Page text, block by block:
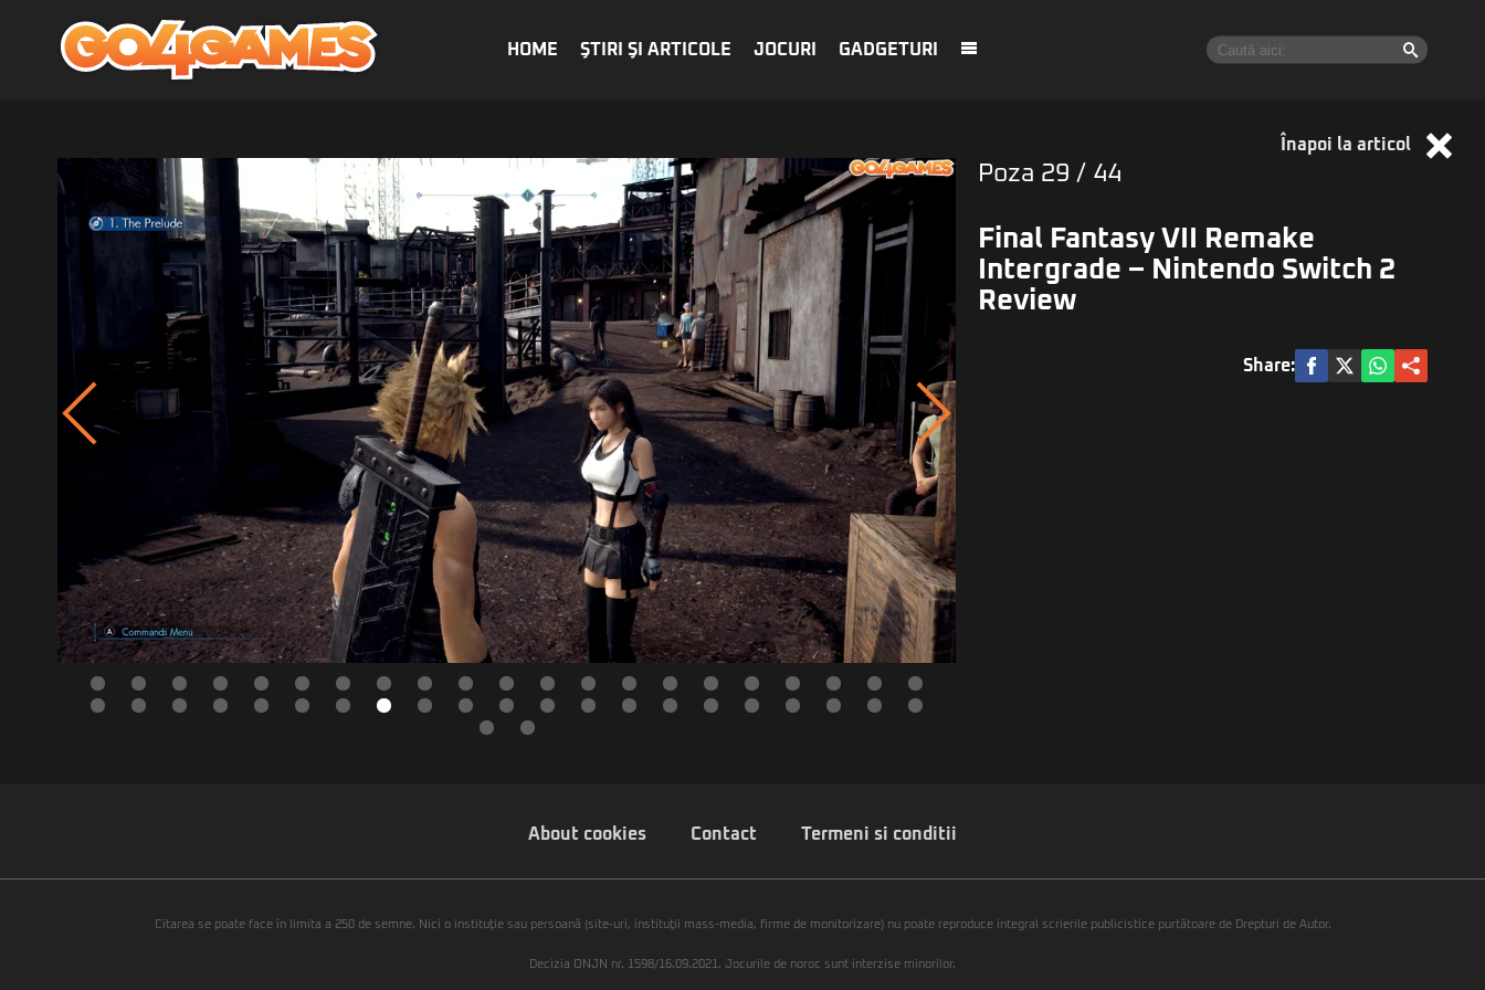
HOME ŞTIRI ŞI ARTICOLE JOCURI GADGETURI
Înapoi la articol
Poza 29 / 44
Final Fantasy VII Remake
Intergrade – Nintendo Switch 2
Review
Share:
About cookies Contact Termeni si conditii
Citarea se poate face în limita a 250 de semne. Nici o instituţie sau persoană (site-uri, instituţii mass-media, firme de monitorizare) nu poate reproduce integral scrierile publicistice purtătoare de Drepturi de Autor.
Decizia ONJN nr. 1598/16.09.2021. Jocurile de noroc sunt interzise minorilor.